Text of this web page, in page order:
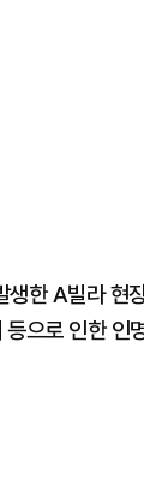
한 A빌라 현
으로 인한 인